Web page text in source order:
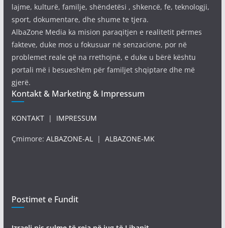
lajme, kulturë, familje, shëndetësi , shkencë, fe, teknologji,
sport, dokumentare, dhe shume te tjera.
AlbaZone Media ka mision paraqitjen e realitetit përmes
fakteve, duke mos u fokusuar në senzacione, por në
problemet reale që na rrethojnë, e duke u bërë kështu
portali më i besueshëm për familjet shqiptare dhe më
gjerë.
Kontakt & Marketing & Impressum
KONTAKT| IMPRESSUM
Çmimore: ALBAZONE-AL| ALBAZONE-MK
Postimet e Fundit